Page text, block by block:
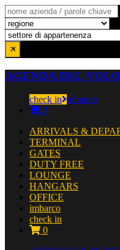
AGENDA DEL
check in imbarco
0
ARRIVALS &
TERMINAL
GATES
DUTY FREE
LOUNGE
HANGARS
OFFICE
imbarco
check in
0